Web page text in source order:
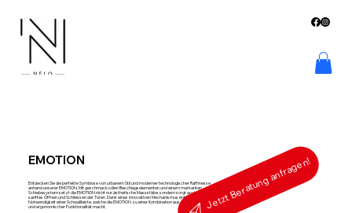
EMOTION
Entdecken Sie die perfekte Symbiose von urbanem Stil und moderner technologischer Raffinesse
anhand unserer EMOTION. Mit geschmackvollen Beschlagselementen und einem markanten
Schiebesystem setzt die EMOTION nicht nur ästhetische Massstäbe, sondern sorgt auch für ein
sanftes Öffnen und Schliessen der Türen. Dank eines innovativen Mechanismus entfällt die
Notwendigkeit einer Schwallleiste, welche die EMOTION zu einer Kombination aus perfektem Design
und ergonomischer Funktionalität macht.
Jetzt Beratung anfragen!